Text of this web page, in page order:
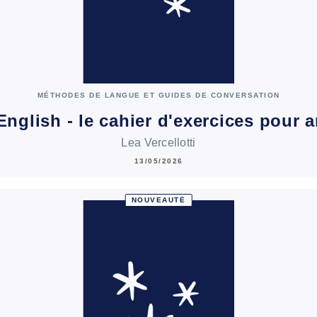
MÉTHODES DE LANGUE ET GUIDES DE CONVERSATION
- le cahier d'exercices pour
Lea Vercellotti
13/05/2026
NOUVEAUTÉ